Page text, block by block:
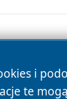
i
te